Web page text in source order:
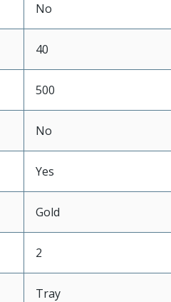
No
40
500
No
Yes
Gold
2
Tray